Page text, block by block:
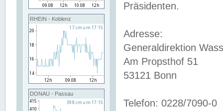
RHEIN - Koblenz
DONAU - Passau
Präsidenten.
Adresse:
Generaldirektion
Am Propsthof 51
53121 Bonn
Telefon: 0228/7090-0